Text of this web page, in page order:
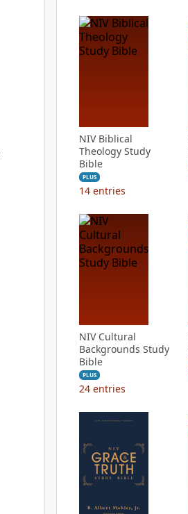
NIV Biblical
Theology Study
Bible
PLUS
14 entries
NIV Cultural
Backgrounds Study
Bible
PLUS
24 entries